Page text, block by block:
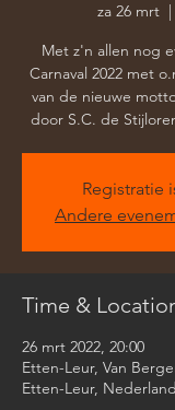
za 26 mrt
  |
Met z'n allen nog
Carnaval 2022 met
van de nieuwe
door S.C. de
Registratie
Andere
Time &
26 mrt 2022, 20:00
Etten-Leur, Van
Etten-Leur, Nederland